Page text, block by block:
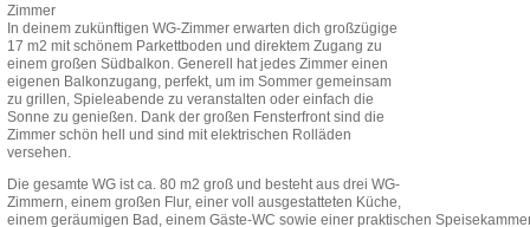
Zimmer
In deinem zukünftigen WG-Zimmer erwarten dich großzügige
17 m2 mit schönem Parkettboden und direktem Zugang zu
einem großen Südbalkon. Generell hat jedes Zimmer einen
eigenen Balkonzugang, perfekt, um im Sommer gemeinsam
zu grillen, Spieleabende zu veranstalten oder einfach die
Sonne zu genießen. Dank der großen Fensterfront sind die
Zimmer schön hell und sind mit elektrischen Rolläden
versehen.
Die gesamte WG ist ca. 80 m2 groß und besteht aus drei WG-
Zimmern, einem großen Flur, einer voll ausgestatteten Küche,
einem geräumigen Bad, einem Gäste-WC sowie einer praktischen